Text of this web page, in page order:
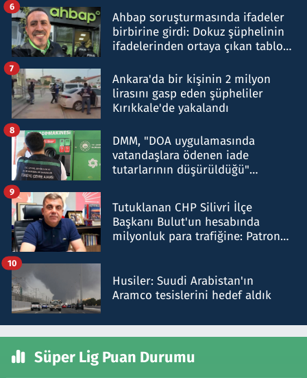
Ahbap soruşturmasında ifadeler
birbirine girdi: Dokuz şüphelinin
ifadelerinden ortaya çıkan tablo
6
Ankara'da bir kişinin 2 milyon
lirasını gasp eden şüpheliler
Kırıkkale'de yakalandı
7
DMM, "DOA uygulamasında
vatandaşlara ödenen iade
tutarlarının düşürüldüğü"
8
Tutuklanan CHP Silivri İlçe
Başkanı Bulut'un hesabında
milyonluk para trafiğine: Patron
9
Husiler: Suudi Arabistan'ın
Aramco tesislerini hedef aldık
10
Süper Lig Puan Durumu